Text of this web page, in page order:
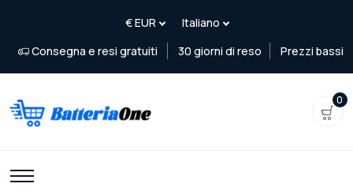
Consegna e resi gratuiti 30 giorni di reso Prezzi bassi
0